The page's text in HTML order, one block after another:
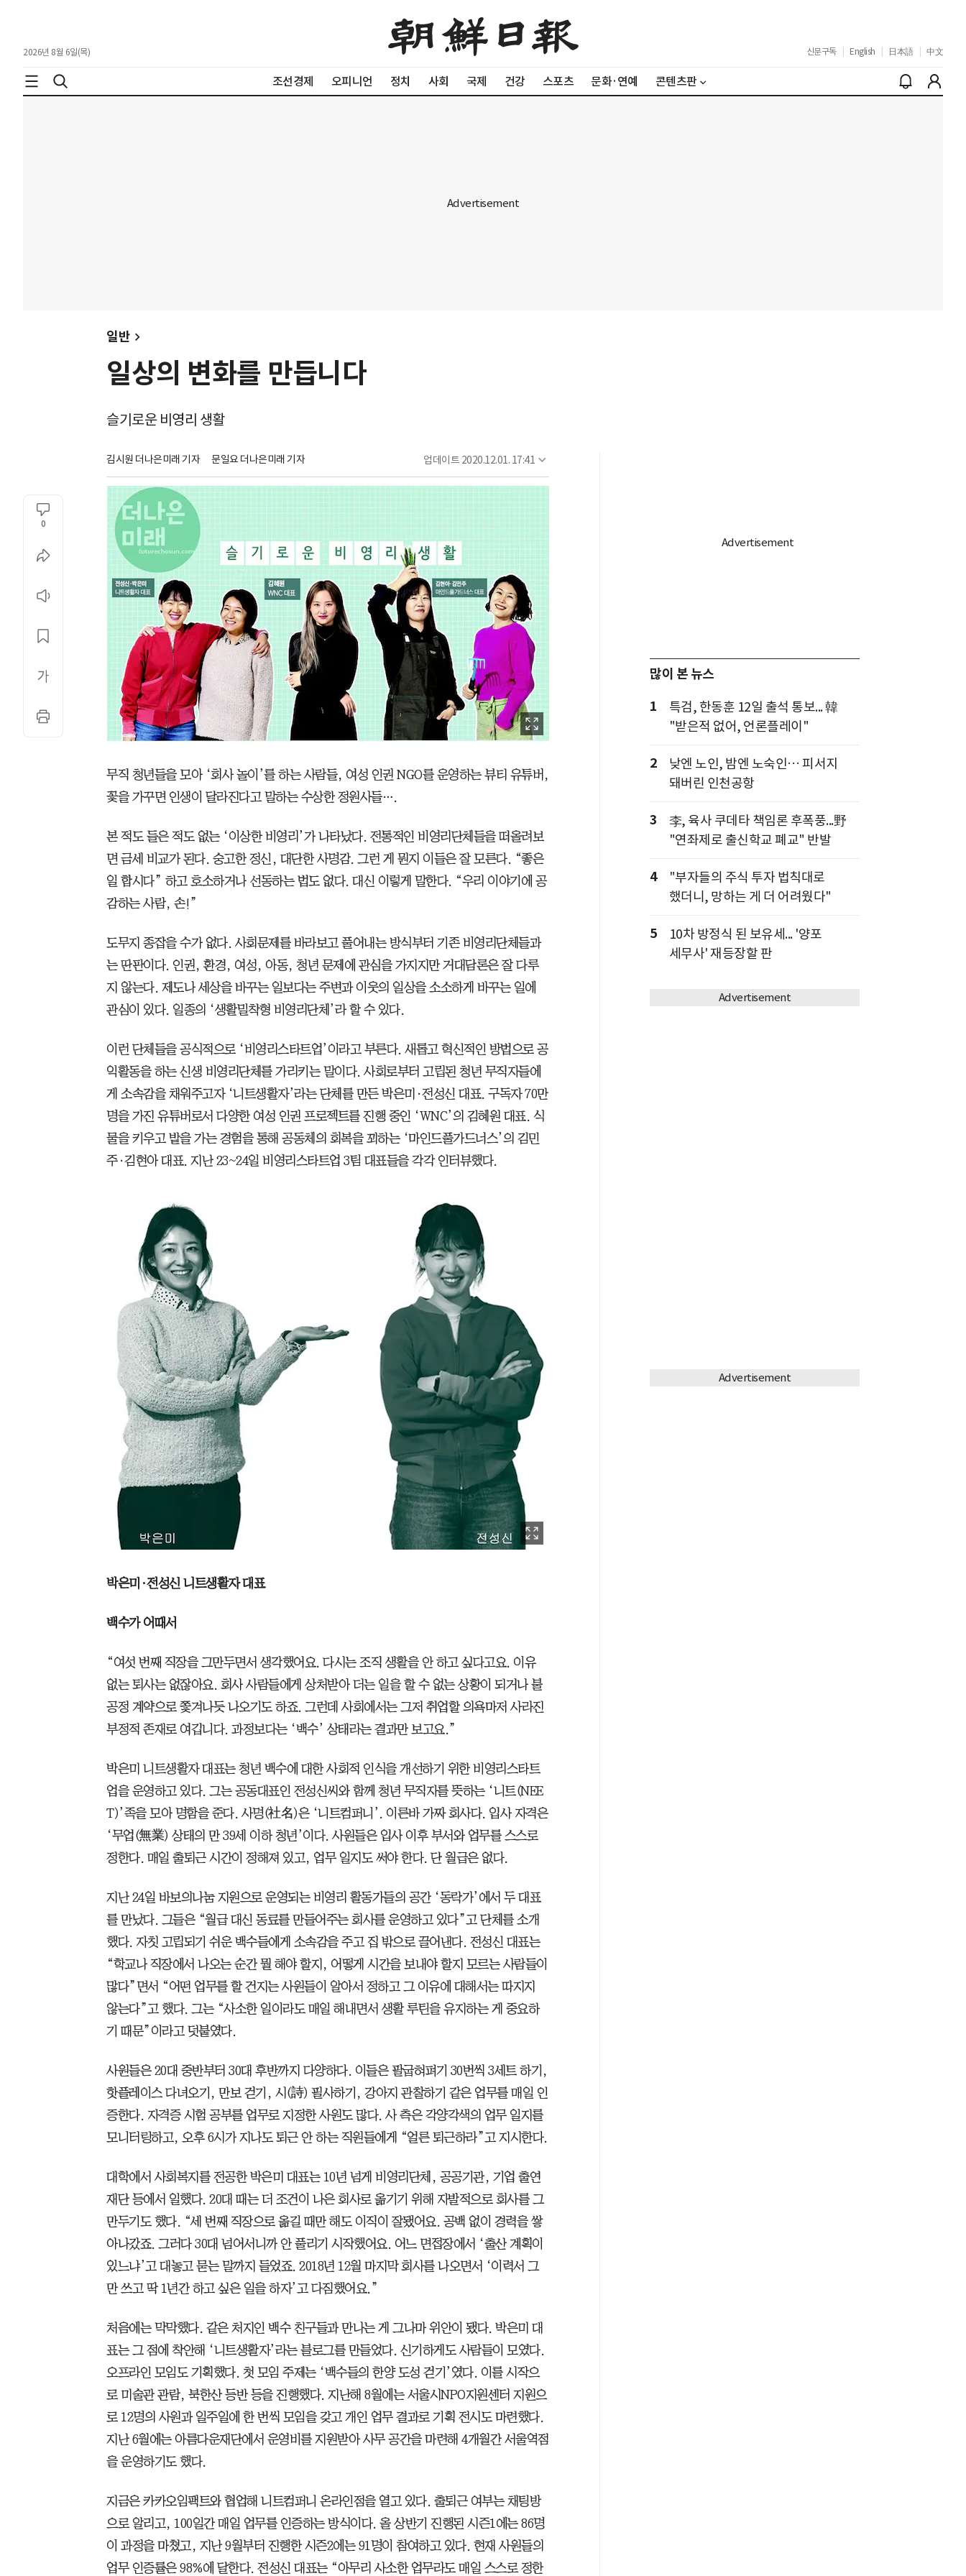
2026년 8월 6일(목) 신문구독 English 日本語 中文
조선경제 오피니언 정치 사회 국제 건강 스포츠 문화·연예 콘텐츠판
일반
일상의 변화를 만듭니다
슬기로운 비영리 생활
김시원 더나은미래 기자 문일요 더나은미래 기자 업데이트 2020.12.01. 17:41
0
무직 청년들을 모아 ‘회사 놀이’를 하는 사람들, 여성 인권 NGO를 운영하는 뷰티 유튜버,
꽃을 가꾸면 인생이 달라진다고 말하는 수상한 정원사들….
본 적도 들은 적도 없는 ‘이상한 비영리’가 나타났다. 전통적인 비영리단체들을 떠올려보
면 금세 비교가 된다. 숭고한 정신, 대단한 사명감. 그런 게 뭔지 이들은 잘 모른다. “좋은
일 합시다” 하고 호소하거나 선동하는 법도 없다. 대신 이렇게 말한다. “우리 이야기에 공
감하는 사람, 손!”
도무지 종잡을 수가 없다. 사회문제를 바라보고 풀어내는 방식부터 기존 비영리단체들과
는 딴판이다. 인권, 환경, 여성, 아동, 청년 문제에 관심을 가지지만 거대담론은 잘 다루
지 않는다. 제도나 세상을 바꾸는 일보다는 주변과 이웃의 일상을 소소하게 바꾸는 일에
관심이 있다. 일종의 ‘생활밀착형 비영리단체’라 할 수 있다.
이런 단체들을 공식적으로 ‘비영리스타트업’이라고 부른다. 새롭고 혁신적인 방법으로 공
익활동을 하는 신생 비영리단체를 가리키는 말이다. 사회로부터 고립된 청년 무직자들에
게 소속감을 채워주고자 ‘니트생활자’라는 단체를 만든 박은미·전성신 대표. 구독자 70만
명을 가진 유튜버로서 다양한 여성 인권 프로젝트를 진행 중인 ‘WNC’의 김혜원 대표. 식
물을 키우고 밭을 가는 경험을 통해 공동체의 회복을 꾀하는 ‘마인드풀가드너스’의 김민
주·김현아 대표. 지난 23~24일 비영리스타트업 3팀 대표들을 각각 인터뷰했다.
박은미·전성신 니트생활자 대표
백수가 어때서
“여섯 번째 직장을 그만두면서 생각했어요. 다시는 조직 생활을 안 하고 싶다고요. 이유
없는 퇴사는 없잖아요. 회사 사람들에게 상처받아 더는 일을 할 수 없는 상황이 되거나 불
공정 계약으로 쫓겨나듯 나오기도 하죠. 그런데 사회에서는 그저 취업할 의욕마저 사라진
부정적 존재로 여깁니다. 과정보다는 ‘백수’ 상태라는 결과만 보고요.”
박은미 니트생활자 대표는 청년 백수에 대한 사회적 인식을 개선하기 위한 비영리스타트
업을 운영하고 있다. 그는 공동대표인 전성신씨와 함께 청년 무직자를 뜻하는 ‘니트(NEE
T)’족을 모아 명함을 준다. 사명(社名)은 ‘니트컴퍼니’. 이른바 가짜 회사다. 입사 자격은
‘무업(無業) 상태의 만 39세 이하 청년’이다. 사원들은 입사 이후 부서와 업무를 스스로
정한다. 매일 출퇴근 시간이 정해져 있고, 업무 일지도 써야 한다. 단 월급은 없다.
지난 24일 바보의나눔 지원으로 운영되는 비영리 활동가들의 공간 ‘동락가’에서 두 대표
를 만났다. 그들은 “월급 대신 동료를 만들어주는 회사를 운영하고 있다”고 단체를 소개
했다. 자칫 고립되기 쉬운 백수들에게 소속감을 주고 집 밖으로 끌어낸다. 전성신 대표는
“학교나 직장에서 나오는 순간 뭘 해야 할지, 어떻게 시간을 보내야 할지 모르는 사람들이
많다”면서 “어떤 업무를 할 건지는 사원들이 알아서 정하고 그 이유에 대해서는 따지지
않는다”고 했다. 그는 “사소한 일이라도 매일 해내면서 생활 루틴을 유지하는 게 중요하
기 때문”이라고 덧붙였다.
사원들은 20대 중반부터 30대 후반까지 다양하다. 이들은 팔굽혀펴기 30번씩 3세트 하기,
핫플레이스 다녀오기, 만보 걷기, 시(詩) 필사하기, 강아지 관찰하기 같은 업무를 매일 인
증한다. 자격증 시험 공부를 업무로 지정한 사원도 많다. 사 측은 각양각색의 업무 일지를
모니터링하고, 오후 6시가 지나도 퇴근 안 하는 직원들에게 “얼른 퇴근하라”고 지시한다.
대학에서 사회복지를 전공한 박은미 대표는 10년 넘게 비영리단체, 공공기관, 기업 출연
재단 등에서 일했다. 20대 때는 더 조건이 나은 회사로 옮기기 위해 자발적으로 회사를 그
만두기도 했다. “세 번째 직장으로 옮길 때만 해도 이직이 잘됐어요. 공백 없이 경력을 쌓
아나갔죠. 그러다 30대 넘어서니까 안 풀리기 시작했어요. 어느 면접장에서 ‘출산 계획이
있느냐’고 대놓고 묻는 말까지 들었죠. 2018년 12월 마지막 회사를 나오면서 ‘이력서 그
만 쓰고 딱 1년간 하고 싶은 일을 하자’고 다짐했어요.”
처음에는 막막했다. 같은 처지인 백수 친구들과 만나는 게 그나마 위안이 됐다. 박은미 대
표는 그 점에 착안해 ‘니트생활자’라는 블로그를 만들었다. 신기하게도 사람들이 모였다.
오프라인 모임도 기획했다. 첫 모임 주제는 ‘백수들의 한양 도성 걷기’였다. 이를 시작으
로 미술관 관람, 북한산 등반 등을 진행했다. 지난해 8월에는 서울시NPO지원센터 지원으
로 12명의 사원과 일주일에 한 번씩 모임을 갖고 개인 업무 결과로 기획 전시도 마련했다.
지난 6월에는 아름다운재단에서 운영비를 지원받아 사무 공간을 마련해 4개월간 서울역점
을 운영하기도 했다.
지금은 카카오임팩트와 협업해 니트컴퍼니 온라인점을 열고 있다. 출퇴근 여부는 채팅방
으로 알리고, 100일간 매일 업무를 인증하는 방식이다. 올 상반기 진행된 시즌1에는 86명
이 과정을 마쳤고, 지난 9월부터 진행한 시즌2에는 91명이 참여하고 있다. 현재 사원들의
업무 인증률은 98%에 달한다. 전성신 대표는 “아무리 사소한 업무라도 매일 스스로 정한
많이 본 뉴스
1
특검, 한동훈 12일 출석 통보... 韓
"받은적 없어, 언론플레이"
2
낮엔 노인, 밤엔 노숙인… 피서지
돼버린 인천공항
3
李, 육사 쿠데타 책임론 후폭풍...野
"연좌제로 출신학교 폐교" 반발
4
"부자들의 주식 투자 법칙대로
했더니, 망하는 게 더 어려웠다"
5
10차 방정식 된 보유세... '양포
세무사' 재등장할 판